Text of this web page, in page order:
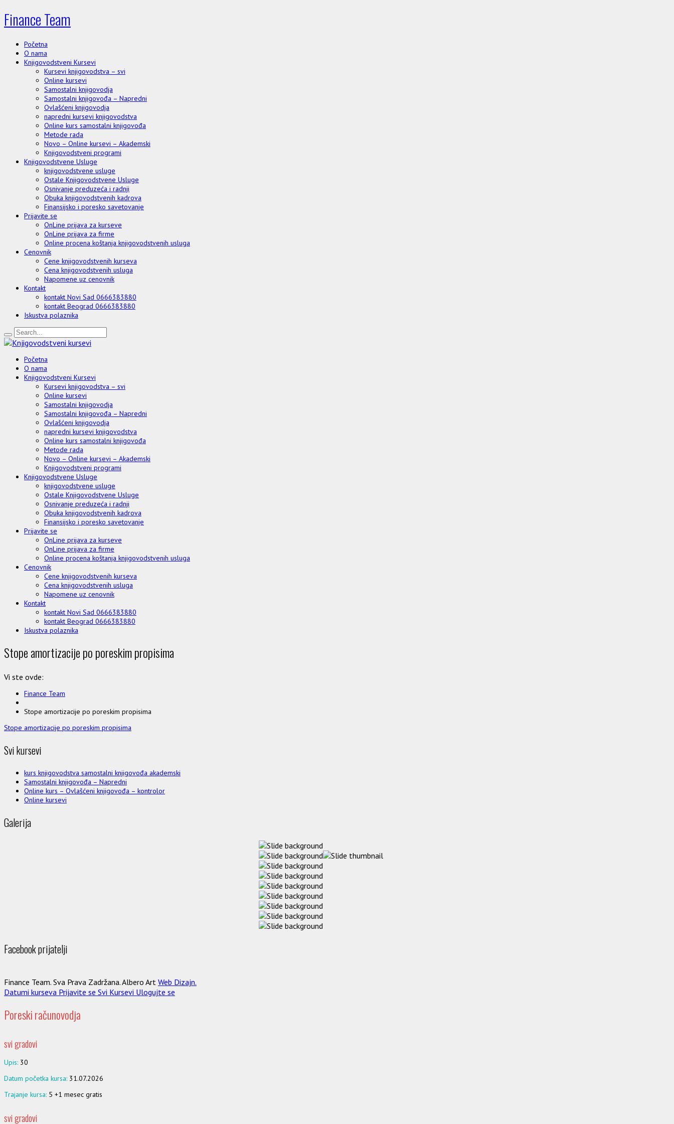
Finance Team
Početna
O nama
Knjigovodstveni Kursevi
Kursevi knjigovodstva – svi
Online kursevi
Samostalni knjigovodja
Samostalni knjigovođa – Napredni
Ovlašćeni knjigovodja
napredni kursevi knjigovodstva
Online kurs samostalni knjigovođa
Metode rada
Novo – Online kursevi – Akademski
Knjigovodstveni programi
Knjigovodstvene Usluge
knjigovodstvene usluge
Ostale Knjigovodstvene Usluge
Osnivanje preduzeća i radnji
Obuka knjigovodstvenih kadrova
Finansijsko i poresko savetovanje
Prijavite se
OnLine prijava za kurseve
OnLine prijava za firme
Online procena koštanja knjigovodstvenih usluga
Cenovnik
Cene knjigovodstvenih kurseva
Cena knjigovodstvenih usluga
Napomene uz cenovnik
Kontakt
kontakt Novi Sad 0666383880
kontakt Beograd 0666383880
Iskustva polaznika
Početna
O nama
Knjigovodstveni Kursevi
Kursevi knjigovodstva – svi
Online kursevi
Samostalni knjigovodja
Samostalni knjigovođa – Napredni
Ovlašćeni knjigovodja
napredni kursevi knjigovodstva
Online kurs samostalni knjigovođa
Metode rada
Novo – Online kursevi – Akademski
Knjigovodstveni programi
Knjigovodstvene Usluge
knjigovodstvene usluge
Ostale Knjigovodstvene Usluge
Osnivanje preduzeća i radnji
Obuka knjigovodstvenih kadrova
Finansijsko i poresko savetovanje
Prijavite se
OnLine prijava za kurseve
OnLine prijava za firme
Online procena koštanja knjigovodstvenih usluga
Cenovnik
Cene knjigovodstvenih kurseva
Cena knjigovodstvenih usluga
Napomene uz cenovnik
Kontakt
kontakt Novi Sad 0666383880
kontakt Beograd 0666383880
Iskustva polaznika
Stope amortizacije po poreskim propisima
Vi ste ovde:
Finance Team
Stope amortizacije po poreskim propisima
Stope amortizacije po poreskim propisima
Svi kursevi
kurs knjigovodstva samostalni knjigovođa akademski
Samostalni knjigovođa – Napredni
Online kurs – Ovlašćeni knjigovođa – kontrolor
Online kursevi
Galerija
Facebook prijatelji
Finance Team. Sva Prava Zadržana. Albero Art Web Dizajn.
Datumi kurseva Prijavite se Svi Kursevi Ulogujte se
Poreski računovodja
svi gradovi
Upis: 30
Datum početka kursa: 31.07.2026
Trajanje kursa: 5 +1 mesec gratis
svi gradovi